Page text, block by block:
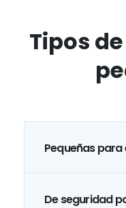
Tipos
Pequeñas
De seguridad